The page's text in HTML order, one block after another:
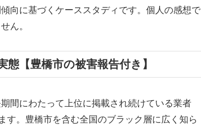
向に基づくケーススタディです。個人の感想で
ん。
【豊橋市の被害報告付き】
間にわたって上位に掲載され続けている業者
す。豊橋市を含む全国のブラック層に広く知ら